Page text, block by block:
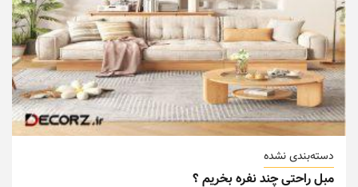
دسته‌بندی نشده
مبل راحتی چند نفره بخریم ؟